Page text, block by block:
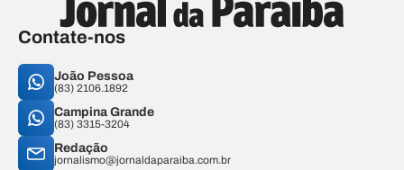
Contate-nos
João Pessoa
(83) 2106.1892
Campina Grande
(83) 3315-3204
Redação
jornalismo@jornaldaparaiba.com.br